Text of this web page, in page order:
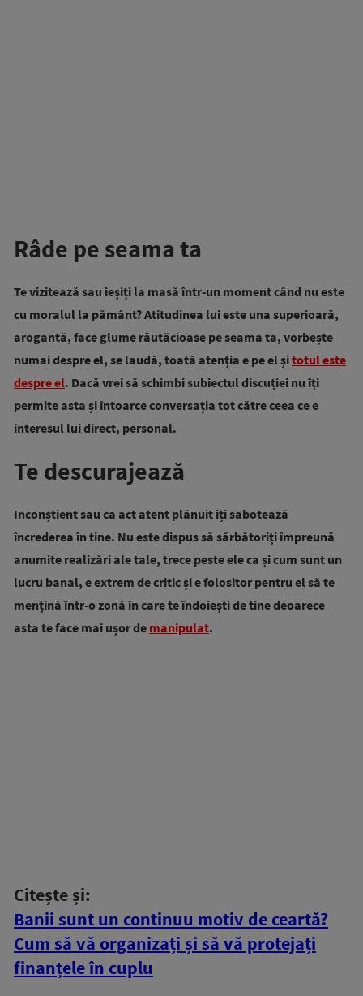
Râde pe seama ta
Te vizitează sau ieșiți la masă într-un moment când nu este
cu moralul la pământ? Atitudinea lui este una superioară,
arogantă, face glume răutăcioase pe seama ta, vorbește
numai despre el, se laudă, toată atenția e pe el șitotul este
despre el. Dacă vrei să schimbi subiectul discuției nu îți
permite asta și întoarce conversația tot către ceea ce e
interesul lui direct, personal.
Te descurajează
Inconștient sau ca act atent plănuit îți sabotează
încrederea în tine. Nu este dispus să sărbătoriți împreună
anumite realizări ale tale, trece peste ele ca și cum sunt un
lucru banal, e extrem de critic și e folositor pentru el să te
mențină într-o zonă în care te îndoiești de tine deoarece
asta te face mai ușor de manipulat.
Citește și:
Banii sunt un continuu motiv de ceartă?
Cum să vă organizați și să vă protejați
finanțele în cuplu